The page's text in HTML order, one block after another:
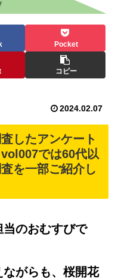
Pocket
コピー
2024.02.07
したアンケート
では60代以
を一部ご紹介し
のおむすびで
ながらも、桜開花